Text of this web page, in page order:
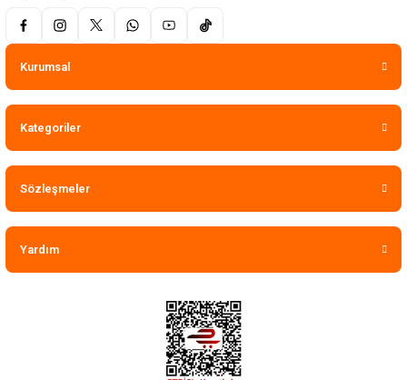
Kurumsal
Kategoriler
Sözleşmeler
Yardım